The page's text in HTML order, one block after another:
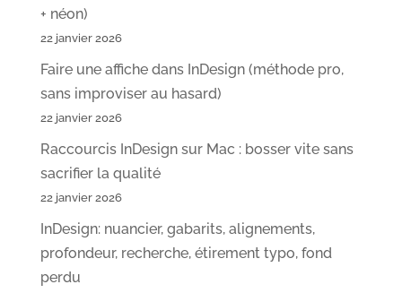
+ néon)
22 janvier 2026
Faire une affiche dans InDesign (méthode pro,
sans improviser au hasard)
22 janvier 2026
Raccourcis InDesign sur Mac : bosser vite sans
sacrifier la qualité
22 janvier 2026
InDesign: nuancier, gabarits, alignements,
profondeur, recherche, étirement typo, fond
perdu